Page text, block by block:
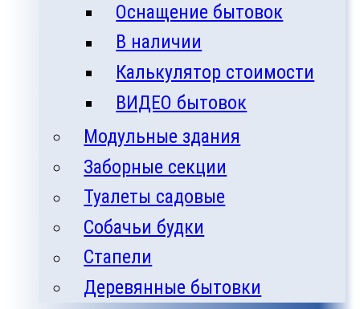
Оснащение бытовок
В наличии
Калькулятор стоимости
ВИДЕО бытовок
Модульные здания
Заборные секции
Туалеты садовые
Собачьи будки
Стапели
Деревянные бытовки